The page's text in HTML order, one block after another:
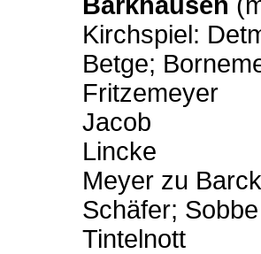
Kirchspiel:
Betge;
Fritzemeyer
Jacob
Lincke
Meyer zu
Schäfer; Sobbe
Tintelnott